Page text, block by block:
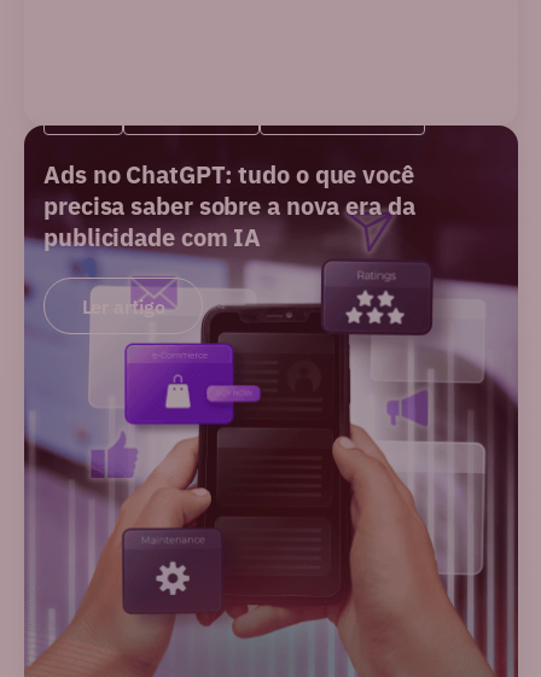
Ads no ChatGPT: tudo o que você
precisa saber sobre a nova era da
publicidade com IA
Ler artigo